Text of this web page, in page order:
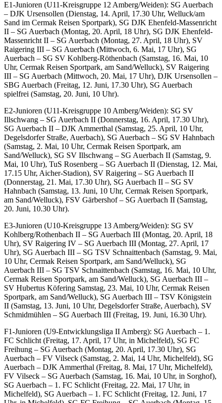
E1-Junioren (U11-Kreisgruppe 12 Amberg/Weiden): SG Auerbach
– DJK Ursensollen (Dienstag, 14. April, 17.30 Uhr, Welluck/am
Sand im Cermak Reisen Sportpark), SG DJK Ehenfeld-Massenricht
II – SG Auerbach (Montag, 20. April, 18 Uhr), SG DJK Ehenfeld-
Massenricht II – SG Auerbach (Montag, 27. April, 18 Uhr), SV
Raigering III – SG Auerbach (Mittwoch, 6. Mai, 17 Uhr), SG
Auerbach – SG SV Kohlberg-Röthenbach (Samstag, 16. Mai, 10
Uhr, Cermak Reisen Sportpark, am Sand/Welluck), SV Raigering
III – SG Auerbach (Mittwoch, 20. Mai, 17 Uhr), DJK Ursensollen –
SBG Auerbach (Freitag, 12. Juni, 17.30 Uhr), SG Auerbach
spielfrei (Samstag, 20. Juni, 10 Uhr).
E2-Junioren (U11-Kreisgruppe 10 Amberg/Weiden): SG SV
Illschwang – SG Auerbach II (Donnerstag, 16. April, 17.30 Uhr),
SG Auerbach II – DJK Ammerthal (Samstag, 25. April, 10 Uhr,
Degelsdorfer Straße, Auerbach), SG Auerbach – SG SV Hahnbach
(Samstag, 2. Mai, 10 Uhr, Cermak Reisen Sportpark, am
Sand/Welluck), SG SV Illschwang – SG Auerbach II (Samstag, 9.
Mai, 10 Uhr), TuS Rosenberg – SG Auerbach II (Dienstag, 12. Mai,
17.15 Uhr, Aicher-Stadion), SV Raigering – SG Auerbach II
(Donnerstag, 21. Mai, 17.30 Uhr), SG Auerbach II – SG SV
Hahnbach (Samstag, 13. Juni, 10 Uhr, Cermak Reisen Sportpark,
am Sand/Welluck), FSV Gärbershof – SG Auerbach II (Samstag,
20. Juni, 10.30 Uhr).
E3-Junioren (U10-Kreisgruppe 13 Amberg/Weiden): SG SV
Kohlberg/Rothenbach II – SG Auerbach III (Montag, 20. April, 18
Uhr), SV Raigering IV – SG Auerbach III (Montag, 27. April, 17
Uhr), SG Auerbach III – SG TSV Schnaittenbach (Samstag, 9. Mai,
10 Uhr, Cermak Reisen Sportpark, am Sand/Welluck), SG
Auerbach III – SG TSV Schnaittenbach (Samstag, 16. Mai, 10 Uhr,
Cermak Reisen Sportpark, am Sand/Welluck), SG Auerbach III –
SV Hubertus Köfering Samstag, 23. Mai, 10 Uhr, Cermak Reisen
Sportpark, am Sand/Welluck), SG Auerbach III – TSV Königstein
II (Samstag, 13. Juni, 10 Uhr, Degelsdorfer Straße, Auerbach), SV
Schmidmühlen – SG Auerbach III (Freitag, 19. Juni, 16.30 Uhr).
F1-Junioren (U9-Entwicklungsliga II Amberg): SG Auerbach – 1.
FC Schlicht (Freitag, 17. April, 17 Uhr, in Michelfeld), SG FC
Freihung – SG Auerbach (Montag, 20. April, 17.30 Uhr), SG
Auerbach – FV Vilseck (Samstag, 2. Mai, 14 Uhr, Michelfeld), SG
Auerbach – DJK Ammerthal (Freitag, 8. Mai, 17 Uhr, Michelfeld),
FV Vilseck – SG Auerbach (Samstag, 16. Mai, 10 Uhr, in Sorghof),
SG Auerbach – 1. FC Schlicht (Freitag, 22. Mai, 17 Uhr, in
Michelfeld), SG Auerbach – 1. FC Schlicht (Freitag, 12. Juni, 17